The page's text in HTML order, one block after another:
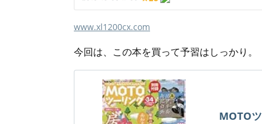
www.xl1200cx.com
今回は、この本を買って予習はしっかり。
MOTO